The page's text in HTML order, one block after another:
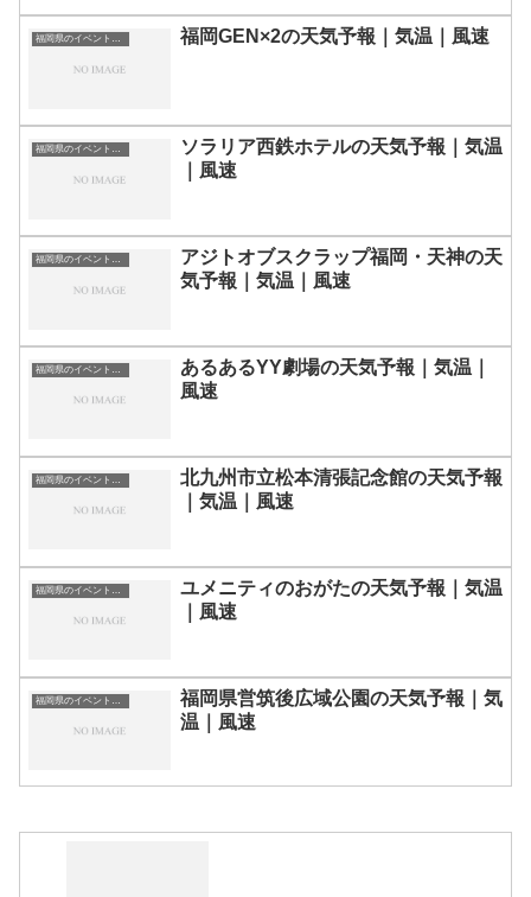
福岡県のイベント会場一覧 福岡GEN×2‬の天気予報｜気温｜風速
福岡県のイベント会場一覧
ソラリア西鉄ホテルの天気予報｜気温
｜風速
福岡県のイベント会場一覧
アジトオブスクラップ福岡・天神の天
気予報｜気温｜風速
福岡県のイベント会場一覧
あるあるYY劇場の天気予報｜気温｜
風速
北九州市立松本清張記念館の天気予報
｜気温｜風速
ユメニティのおがたの天気予報｜気温
｜風速
福岡県営筑後広域公園の天気予報｜気
温｜風速